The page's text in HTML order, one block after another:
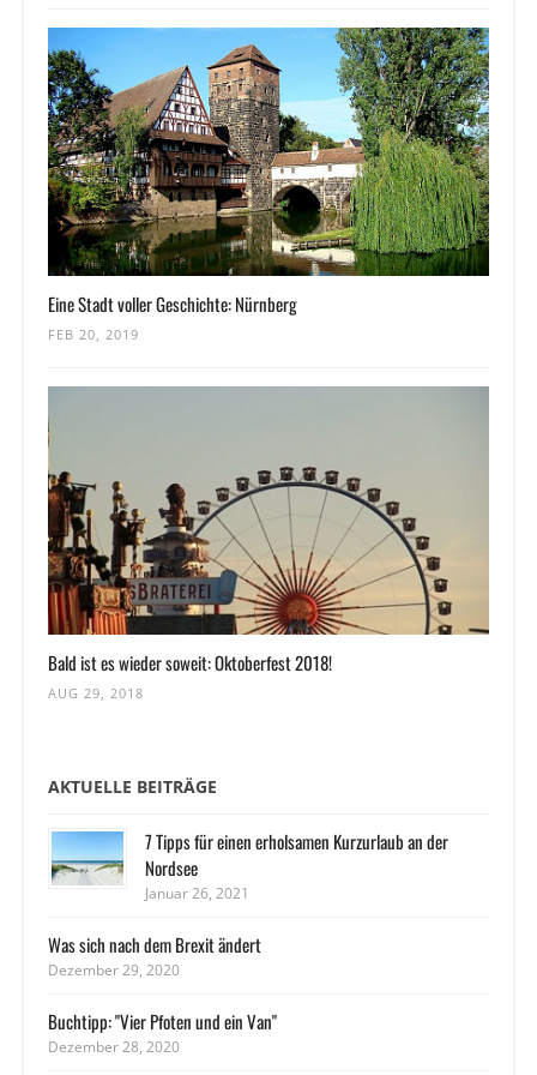
Eine Stadt voller Geschichte: Nürnberg
FEB 20, 2019
Bald ist es wieder soweit: Oktoberfest 2018!
AUG 29, 2018
AKTUELLE BEITRÄGE
7 Tipps für einen erholsamen Kurzurlaub an der
Nordsee
Januar 26, 2021
Was sich nach dem Brexit ändert
Dezember 29, 2020
Buchtipp: "Vier Pfoten und ein Van"
Dezember 28, 2020